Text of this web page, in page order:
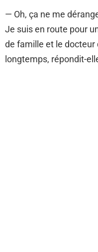
— Oh, ça ne me
Je suis en route pour
de famille et le docteur
longtemps, répondit-